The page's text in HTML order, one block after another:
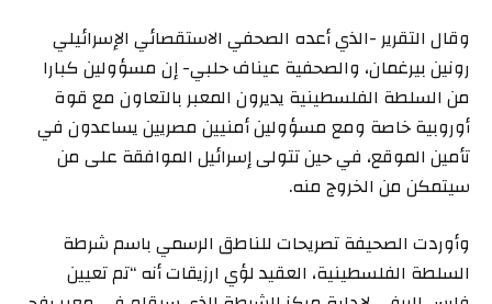
وقال التقرير -الذي أعده الصحفي الاستقصائي الإسرائيلي
رونين بيرغمان، والصحفية عيناف حلبي- إن مسؤولين كبارا
من السلطة الفلسطينية يديرون المعبر بالتعاون مع قوة
أوروبية خاصة ومع مسؤولين أمنيين مصريين يساعدون في
تأمين الموقع، في حين تتولى إسرائيل الموافقة على من
سيتمكن من الخروج منه.
وأوردت الصحيفة تصريحات للناطق الرسمي باسم شرطة
السلطة الفلسطينية، العقيد لؤي ارزيقات أنه “تم تعيين